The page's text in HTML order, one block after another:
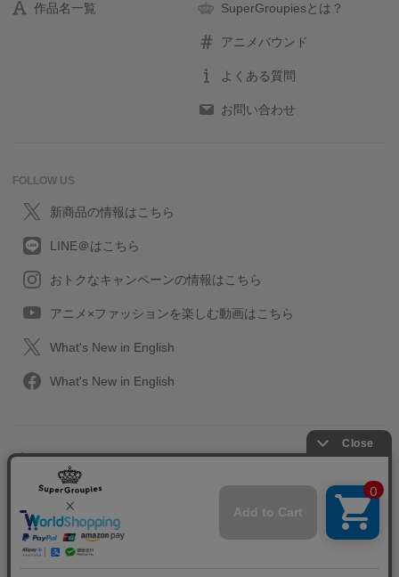
作品名一覧 SuperGroupiesとは？
アニメバウンド
よくある質問
お問い合わせ
FOLLOW US
新商品の情報はこちら
LINE＠はこちら
おトクなキャンペーンの情報はこちら
アニメ×ファッションを楽しむ動画はこちら
What's New in English
What's New in English
プライバシーポリシー
特定取引に関する法律
会社情報/採用情報